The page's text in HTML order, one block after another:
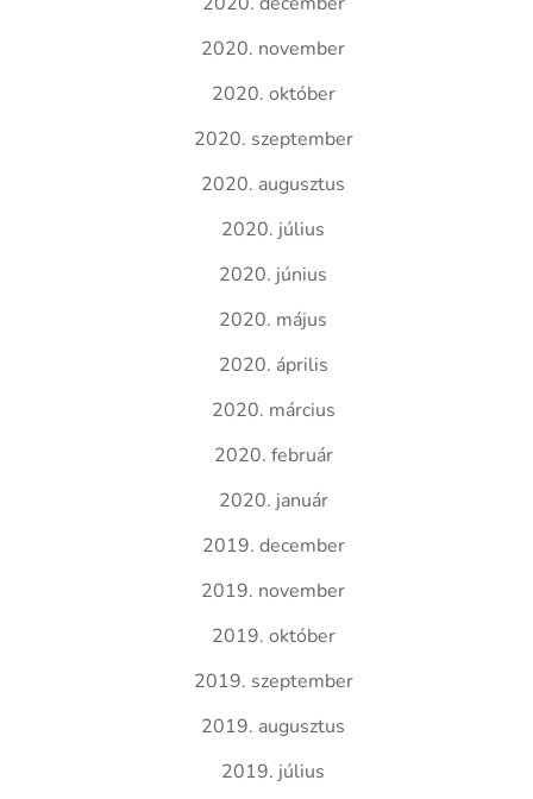
2020. november
2020. október
2020. szeptember
2020. augusztus
2020. július
2020. június
2020. május
2020. április
2020. március
2020. február
2020. január
2019. december
2019. november
2019. október
2019. szeptember
2019. augusztus
2019. július